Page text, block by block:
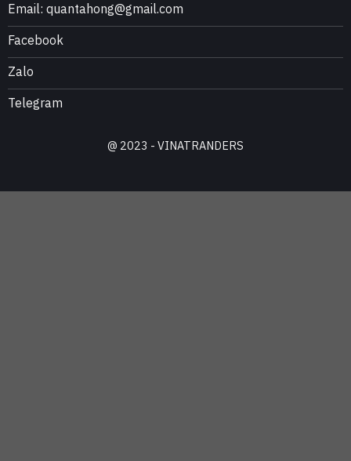
Email: quantahong@gmail.com
Facebook
Zalo
Telegram
@ 2023 - VINATRANDERS